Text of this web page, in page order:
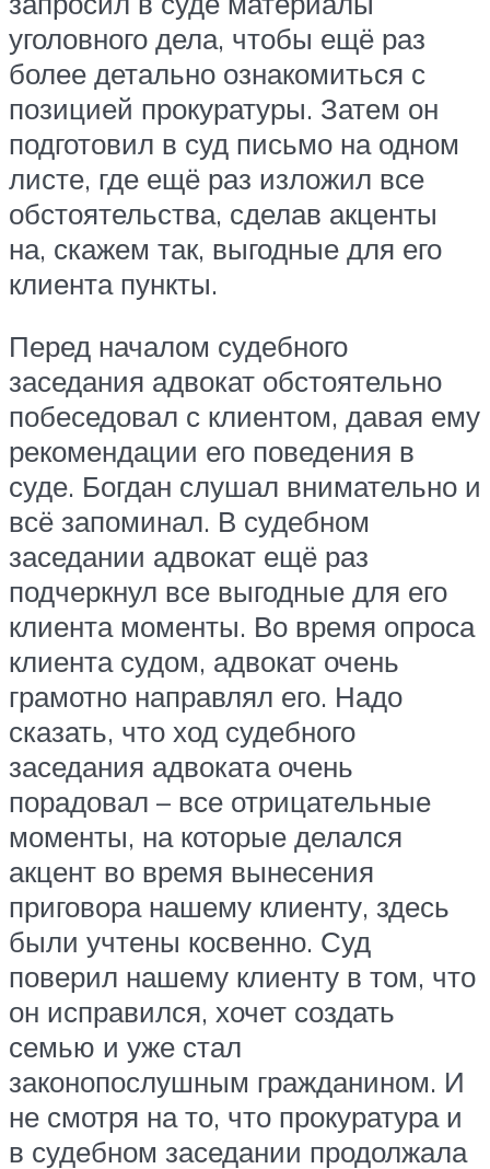
уголовного дела, чтобы ещё раз
более детально ознакомиться с
позицией прокуратуры. Затем он
подготовил в суд письмо на одном
листе, где ещё раз изложил все
обстоятельства, сделав акценты
на, скажем так, выгодные для его
клиента пункты.
Перед началом судебного
заседания адвокат обстоятельно
побеседовал с клиентом, давая ему
рекомендации его поведения в
суде. Богдан слушал внимательно и
всё запоминал. В судебном
заседании адвокат ещё раз
подчеркнул все выгодные для его
клиента моменты. Во время опроса
клиента судом, адвокат очень
грамотно направлял его. Надо
сказать, что ход судебного
заседания адвоката очень
порадовал – все отрицательные
моменты, на которые делался
акцент во время вынесения
приговора нашему клиенту, здесь
были учтены косвенно. Суд
поверил нашему клиенту в том, что
он исправился, хочет создать
семью и уже стал
законопослушным гражданином. И
не смотря на то, что прокуратура и
в судебном заседании продолжала